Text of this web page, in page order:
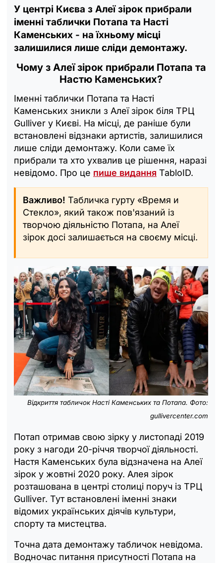
У центрі Києва з Алеї зірок прибрали
іменні таблички Потапа та Насті
Каменських - на їхньому місці
залишилися лише сліди демонтажу.
Чому з Алеї зірок прибрали Потапа та
Настю Каменських?
Іменні таблички Потапа та Насті
Каменських зникли з Алеї зірок біля ТРЦ
Gulliver у Києві. На місці, де раніше були
встановлені відзнаки артистів, залишилися
лише сліди демонтажу. Коли саме їх
прибрали та хто ухвалив це рішення, наразі
невідомо. Про це пише видання TabloID.
Важливо! Табличка гурту «Время и
Стекло», який також пов'язаний із
творчою діяльністю Потапа, на Алеї
зірок досі залишається на своєму місці.
Відкриття табличок Насті Каменських та Потапа. Фото:
gullivercenter.com
Потап отримав свою зірку у листопаді 2019
року з нагоди 20-річчя творчої діяльності.
Настя Каменських була відзначена на Алеї
зірок у жовтні 2020 року. Алея зірок
розташована в центрі столиці поруч із ТРЦ
Gulliver. Тут встановлені іменні знаки
відомих українських діячів культури,
спорту та мистецтва.
Точна дата демонтажу табличок невідома.
Водночас питання присутності Потапа на